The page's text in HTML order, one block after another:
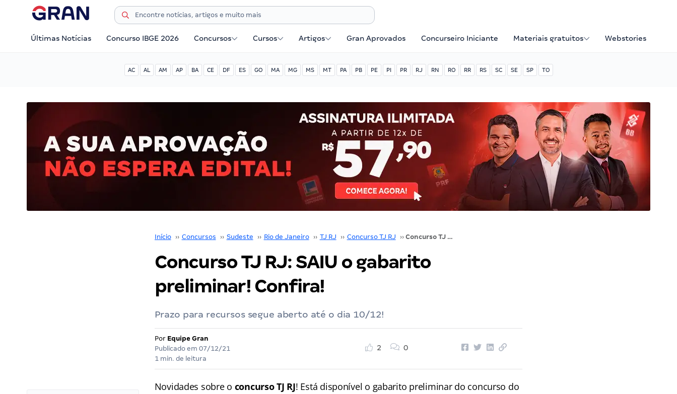
Últimas Notícias Concurso IBGE 2026 Concursos Cursos Artigos Gran Aprovados Concurseiro Iniciante Materiais gratuitos Webstories
AC AL AM AP BA CE DF ES GO MA MG MS MT PA PB PE PI PR RJ RN RO RR RS SC SE SP TO
Início ›› Concursos ›› Sudeste ›› Rio de Janeiro ›› TJ RJ ›› Concurso TJ RJ ›› Concurso TJ RJ: SAIU o gabarito preliminar! Confira!
Concurso TJ RJ: SAIU o gabarito
preliminar! Confira!
Prazo para recursos segue aberto até o dia 10/12!
Por Equipe Gran
Publicado em 07/12/21
1 min. de leitura
2 0
Novidades sobre o concurso TJ RJ! Está disponível o gabarito preliminar do concurso do